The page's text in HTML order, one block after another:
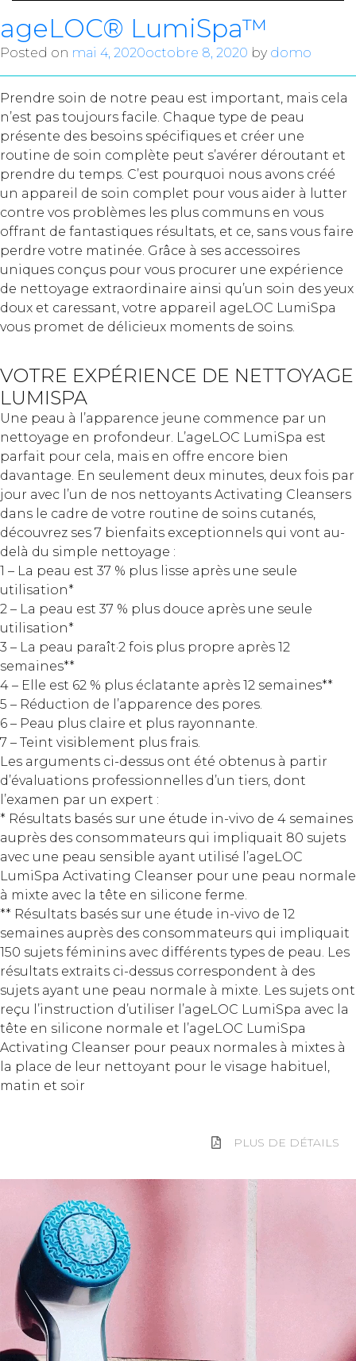
ageLOC® LumiSpa™
Posted on mai 4, 2020octobre 8, 2020 by domo
Prendre soin de notre peau est important, mais cela
n’est pas toujours facile. Chaque type de peau
présente des besoins spécifiques et créer une
routine de soin complète peut s’avérer déroutant et
prendre du temps. C’est pourquoi nous avons créé
un appareil de soin complet pour vous aider à lutter
contre vos problèmes les plus communs en vous
offrant de fantastiques résultats, et ce, sans vous faire
perdre votre matinée. Grâce à ses accessoires
uniques conçus pour vous procurer une expérience
de nettoyage extraordinaire ainsi qu’un soin des yeux
doux et caressant, votre appareil ageLOC LumiSpa
vous promet de délicieux moments de soins.
VOTRE EXPÉRIENCE DE NETTOYAGE
LUMISPA
Une peau à l’apparence jeune commence par un
nettoyage en profondeur. L’ageLOC LumiSpa est
parfait pour cela, mais en offre encore bien
davantage. En seulement deux minutes, deux fois par
jour avec l’un de nos nettoyants Activating Cleansers
dans le cadre de votre routine de soins cutanés,
découvrez ses 7 bienfaits exceptionnels qui vont au-
delà du simple nettoyage :
1 – La peau est 37 % plus lisse après une seule
utilisation*
2 – La peau est 37 % plus douce après une seule
utilisation*
3 – La peau paraît·2 fois plus propre après 12
semaines**
4 – Elle est 62 % plus éclatante après 12 semaines**
5 – Réduction de l’apparence des pores.
6 – Peau plus claire et plus rayonnante.
7 – Teint visiblement plus frais.
Les arguments ci-dessus ont été obtenus à partir
d’évaluations professionnelles d’un tiers, dont
l’examen par un expert :
* Résultats basés sur une étude in-vivo de 4 semaines
auprès des consommateurs qui impliquait 80 sujets
avec une peau sensible ayant utilisé l’ageLOC
LumiSpa Activating Cleanser pour une peau normale
à mixte avec la tête en silicone ferme.
** Résultats basés sur une étude in-vivo de 12
semaines auprès des consommateurs qui impliquait
150 sujets féminins avec différents types de peau. Les
résultats extraits ci-dessus correspondent à des
sujets ayant une peau normale à mixte. Les sujets ont
reçu l’instruction d’utiliser l’ageLOC LumiSpa avec la
tête en silicone normale et l’ageLOC LumiSpa
Activating Cleanser pour peaux normales à mixtes à
la place de leur nettoyant pour le visage habituel,
matin et soir
PLUS DE DÉTAILS